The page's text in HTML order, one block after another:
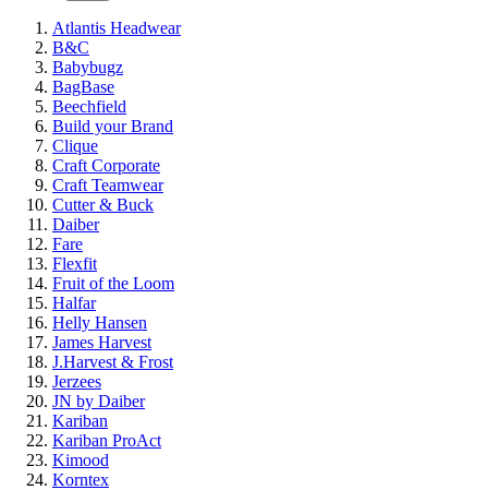
Atlantis Headwear
B&C
Babybugz
BagBase
Beechfield
Build your Brand
Clique
Craft Corporate
Craft Teamwear
Cutter & Buck
Daiber
Fare
Flexfit
Fruit of the Loom
Halfar
Helly Hansen
James Harvest
J.Harvest & Frost
Jerzees
JN by Daiber
Kariban
Kariban ProAct
Kimood
Korntex